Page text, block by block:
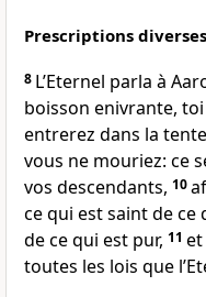
Prescriptions diverses
8 L’Eternel parla à
boisson enivrante,
entrerez dans la
vous ne mouriez: ce
vos descendants, 10
ce qui est saint de
de ce qui est pur, 11 et
toutes les lois que